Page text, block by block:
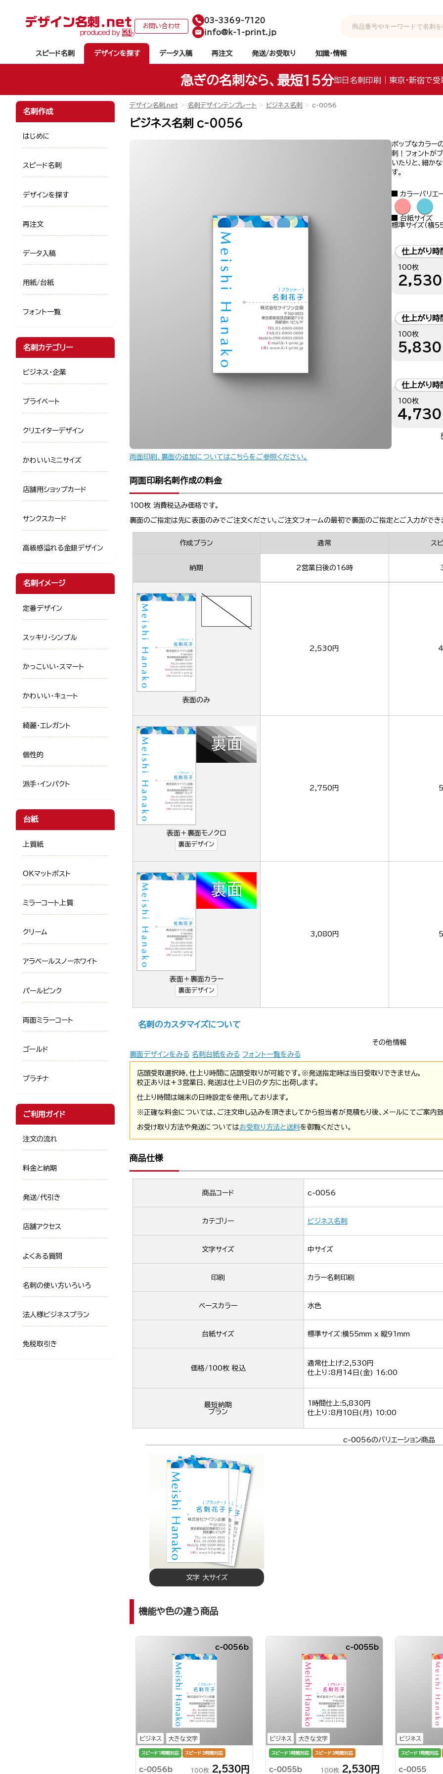
お問い合わせ
03-3369-7120
info@k-1-print.jp
スピード名刺 デザインを探す データ入稿 再注文 発送/お受取り 知識・情報
急ぎの名刺なら、最短15分即日名刺印刷｜東京・新宿で受
デザイン名刺.net 名刺デザインテンプレート ビジネス名刺 c-0056
ビジネス名刺 c-0056
ポップなカラー
刺！フォントが
いたりと、細か
す。
カラーバリエ
● ●
台紙サイズ
標準サイズ（横
仕上がり
100枚
2,530
仕上がり
100枚
5,830
仕上がり
100枚
4,730
両面印刷、裏面の追加についてはこちらをご参照ください。
両面印刷名刺作成の料金
100枚 消費税込み価格です。
裏面のご指定は先に表面のみでご注文ください。ご注文フォームの最初で裏面のご指定とご入力ができ
作成プラン 通常 ス
納期 2営業日後の16時
表面のみ
2,530円
表面＋裏面モノクロ
裏面デザイン
2,750円
表面＋裏面カラー
裏面デザイン
3,080円
名刺のカスタマイズについて
その他情報
裏面デザインをみる 名刺台紙をみる フォント一覧をみる
店頭受取選択時、仕上り時間に店頭受取りが可能です。※発送指定時は当日受取りできません。
校正ありは+3営業日、発送は仕上り日の夕方に出荷します。
仕上り時間は端末の日時設定を使用しております。
※正確な料金については、ご注文申し込みを頂きましてから担当者が見積もり後、メールにてご案内致
お受け取り方法や発送についてはお受取り方法と送料を御覧ください。
商品仕様
商品コード c-0056
カテゴリー ビジネス名刺
文字サイズ 中サイズ
印刷 カラー名刺印刷
ベースカラー 水色
台紙サイズ 標準サイズ:横55mm x 縦91mm
価格/100枚 税込
通常仕上げ:2,530円
仕上り：8月14日(金) 16:00
最短納期
プラン
1時間仕上:5,830円
仕上り：8月10日(月) 10:00
c-0056のバリエーション商品
文字 大サイズ
機能や色の違う商品
ビジネス 大きな文字
c-0056b
スピード1時間対応 スピード3時間対応
c-0056b 100枚 2,530円
ビジネス 大きな文字
c-0055b
スピード1時間対応 スピード3時間対応
c-0055b 100枚 2,530円
ビジネス
スピード1時間対応
c-0055
名刺作成
はじめに
スピード名刺
デザインを探す
再注文
データ入稿
用紙/台紙
フォント一覧
名刺カテゴリー
ビジネス・企業
プライベート
クリエイターデザイン
かわいいミニサイズ
店舗用ショップカード
サンクスカード
高級感溢れる金銀デザイン
名刺イメージ
定番デザイン
スッキリ・シンプル
かっこいい・スマート
かわいい・キュート
綺麗・エレガント
個性的
派手・インパクト
台紙
上質紙
OKマットポスト
ミラーコート上質
クリーム
アラベールスノーホワイト
パールピンク
両面ミラーコート
ゴールド
プラチナ
ご利用ガイド
注文の流れ
料金と納期
発送/代引き
店舗アクセス
よくある質問
名刺の使い方いろいろ
法人様ビジネスプラン
免税取引き